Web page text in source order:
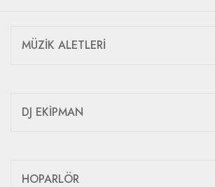
MÜZİK ALETLERİ
DJ EKİPMAN
HOPARLÖR